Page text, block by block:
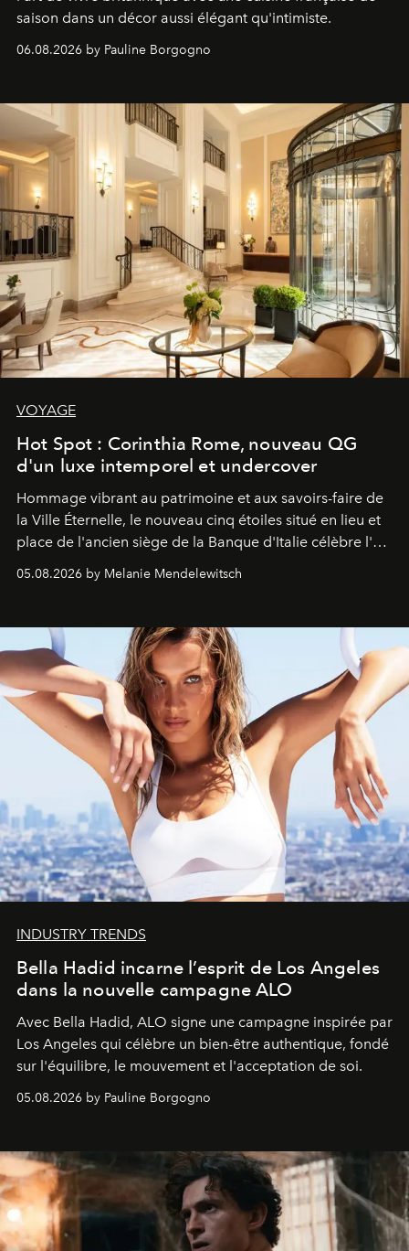
saison dans un décor aussi élégant qu'intimiste.
06.08.2026 by Pauline Borgogno
VOYAGE
Hot Spot : Corinthia Rome, nouveau QG
d'un luxe intemporel et undercover
Hommage vibrant au patrimoine et aux savoirs-faire de
la Ville Éternelle, le nouveau cinq étoiles situé en lieu et
place de l'ancien siège de la Banque d'Italie célèbre l'art
de vivre Romain dans toute son élégance intemporelle.
05.08.2026 by Melanie Mendelewitsch
INDUSTRY TRENDS
Bella Hadid incarne l’esprit de Los Angeles
dans la nouvelle campagne ALO
Avec Bella Hadid, ALO signe une campagne inspirée par
Los Angeles qui célèbre un bien-être authentique, fondé
sur l'équilibre, le mouvement et l'acceptation de soi.
05.08.2026 by Pauline Borgogno